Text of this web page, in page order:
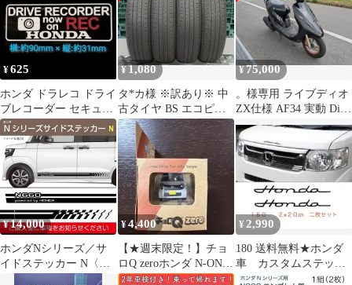
¥625
ホンダ ドラレコ ドライ
ブレコーダー セキュリ
ティ ステッカー シール
H-C
¥1,080
タ*カ様 ※訳あり※ 中
古タイヤ BS エコピア
EP150 155/65R14
¥75,000
。様専用 ライブディオ
ZX仕様 AF34 実動 Dio
原付 スクーター 通学
¥14,000
ホンダNシリーズ／サ
イドステッカー N〈N-
ONE、N-BOX、N-
¥4,400
【★週末限定！】チョ
ロQ zeroホンダ N-ONE
白 エヌワン ホワイト美
¥ 2,990
180 送料無料★ホンダ
車 カスタムステッカ
ー 旧ロゴスタイル